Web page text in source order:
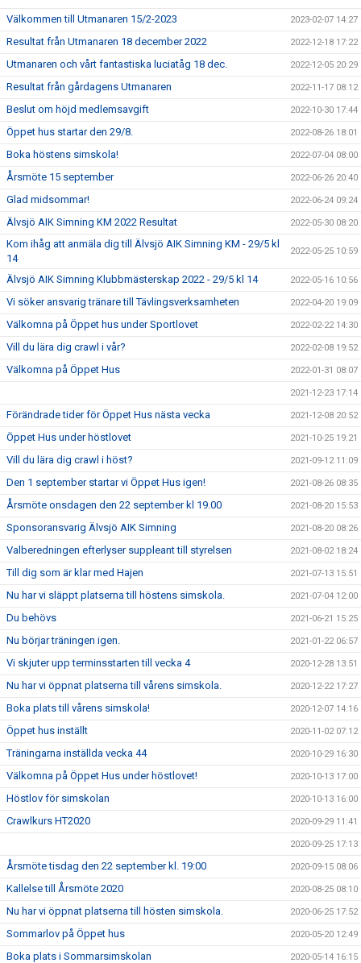
Välkommen till Utmanaren 15/2-2023 2023-02-07 14:27
Resultat från Utmanaren 18 december 2022 2022-12-18 17:22
Utmanaren och vårt fantastiska luciatåg 18 dec. 2022-12-05 20:29
Resultat från gårdagens Utmanaren 2022-11-17 08:12
Beslut om höjd medlemsavgift 2022-10-30 17:44
Öppet hus startar den 29/8. 2022-08-26 18:01
Boka höstens simskola! 2022-07-04 08:00
Årsmöte 15 september 2022-06-26 20:40
Glad midsommar! 2022-06-24 09:24
Älvsjö AIK Simning KM 2022 Resultat 2022-05-30 08:20
Kom ihåg att anmäla dig till Älvsjö AIK Simning KM - 29/5 kl
14
2022-05-25 10:59
Älvsjö AIK Simning Klubbmästerskap 2022 - 29/5 kl 14 2022-05-16 10:56
Vi söker ansvarig tränare till Tävlingsverksamheten 2022-04-20 19:09
Välkomna på Öppet hus under Sportlovet 2022-02-22 14:30
Vill du lära dig crawl i vår? 2022-02-08 19:52
Välkomna på Öppet Hus 2022-01-31 08:07
2021-12-23 17:14
Förändrade tider för Öppet Hus nästa vecka 2021-12-08 20:52
Öppet Hus under höstlovet 2021-10-25 19:21
Vill du lära dig crawl i höst? 2021-09-12 11:09
Den 1 september startar vi Öppet Hus igen! 2021-08-26 08:35
Årsmöte onsdagen den 22 september kl 19.00 2021-08-20 15:53
Sponsoransvarig Älvsjö AIK Simning 2021-08-20 08:26
Valberedningen efterlyser suppleant till styrelsen 2021-08-02 18:24
Till dig som är klar med Hajen 2021-07-13 15:51
Nu har vi släppt platserna till höstens simskola. 2021-07-04 12:00
Du behövs 2021-06-21 15:25
Nu börjar träningen igen. 2021-01-22 06:57
Vi skjuter upp terminsstarten till vecka 4 2020-12-28 13:51
Nu har vi öppnat platserna till vårens simskola. 2020-12-22 17:27
Boka plats till vårens simskola! 2020-12-07 14:16
Öppet hus inställt 2020-11-02 07:12
Träningarna inställda vecka 44 2020-10-29 16:30
Välkomna på Öppet Hus under höstlovet! 2020-10-13 17:00
Höstlov för simskolan 2020-10-13 16:00
Crawlkurs HT2020 2020-09-29 11:41
2020-09-25 17:13
Årsmöte tisdag den 22 september kl. 19:00 2020-09-15 08:06
Kallelse till Årsmöte 2020 2020-08-25 08:10
Nu har vi öppnat platserna till hösten simskola. 2020-06-25 17:52
Sommarlov på Öppet hus 2020-05-20 12:49
Boka plats i Sommarsimskolan 2020-05-14 16:15